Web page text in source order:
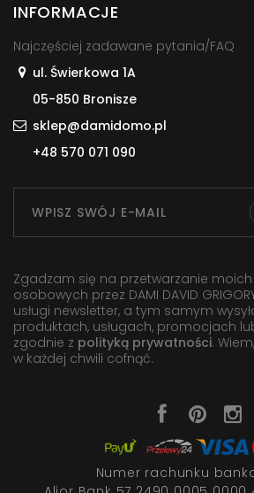
INFORMACJE
Najczęściej zadawane pytania/FAQ
ul. Świerkowa 1A
05-850 Bronisze
sklep@damidomo.pl
+48 570 071 090
Zgadzam się na przetwarzanie
osobowych przez DAMI DAVID
usługi newsletter, a tym samym
produktach, usługach, promocjach
zgodnie z polityką prywatności.
w każdej chwili cofnąć.
Numer rachunku